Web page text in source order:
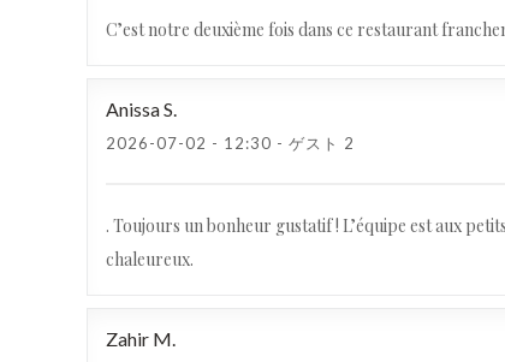
C’est notre deuxième fois dans ce restaurant
AnissaS
2026-07-02 - 12:30 - ゲスト 2
. Toujours un bonheur gustatif ! L’équipe est aux
chaleureux.
Zahir M